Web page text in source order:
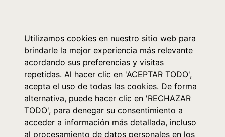
Utilizamos cookies en nuestro sitio web para
brindarle la mejor experiencia más relevante
acordando sus preferencias y visitas
repetidas. Al hacer clic en 'ACEPTAR TODO',
acepta el uso de todas las cookies. De forma
alternativa, puede hacer clic en 'RECHAZAR
TODO', para denegar su consentimiento a
acceder a información más detallada, incluso
al procesamiento de datos personales en los